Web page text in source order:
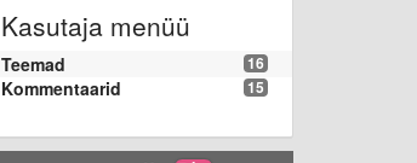
Kasutaja menüü
16
Teemad
15
Kommentaarid